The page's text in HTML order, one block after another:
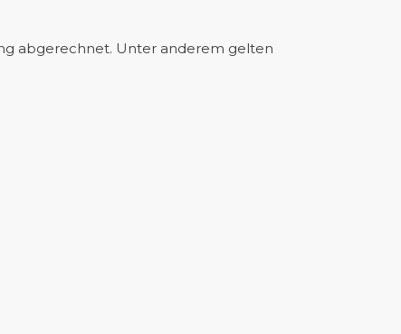
abgerechnet. Unter anderem gelten